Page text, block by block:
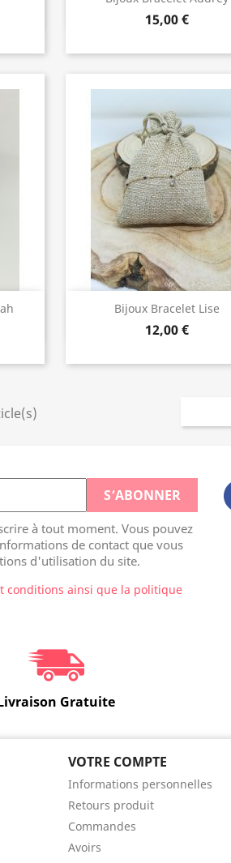
15,00 €
Bijoux Bracelet Lise
12,00 €
Bijoux de Qualité
à tout moment. Vous pouvez
de contact que vous
d'utilisation du site.
conditions ainsi que la politique
Gratuite
VOTRE COMPTE
Informations personnelles
Retours produit
Commandes
Avoirs